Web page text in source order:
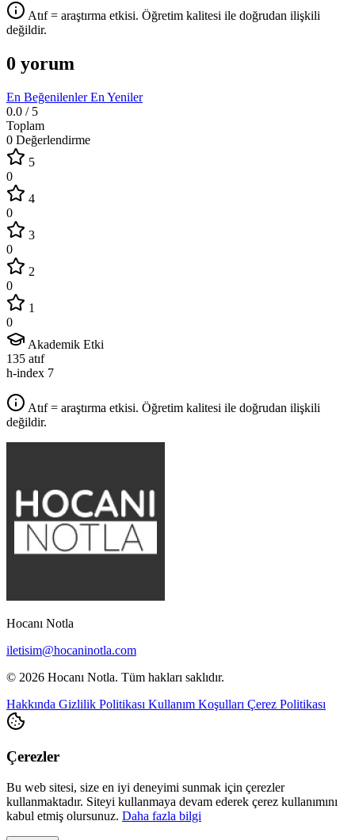
Atıf = araştırma etkisi. Öğretim kalitesi ile doğrudan ilişkili
değildir.
0 yorum
En BeğenilenlerEn Yeniler
0.0 / 5
Toplam
0 Değerlendirme
5
0
4
0
3
0
2
0
1
0
Akademik Etki
135 atıf
h-index 7
Atıf = araştırma etkisi. Öğretim kalitesi ile doğrudan ilişkili
değildir.
Hocanı Notla
iletisim@hocaninotla.com
© 2026 Hocanı Notla. Tüm hakları saklıdır.
Hakkında Gizlilik Politikası Kullanım Koşulları Çerez Politikası
Çerezler
Bu web sitesi, size en iyi deneyimi sunmak için çerezler
kullanmaktadır. Siteyi kullanmaya devam ederek çerez kullanımını
kabul etmiş olursunuz. Daha fazla bilgi